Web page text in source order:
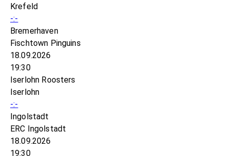
Krefeld
-:-
Bremerhaven
Fischtown Pinguins
18.09.2026
19:30
Iserlohn Roosters
Iserlohn
-:-
Ingolstadt
ERC Ingolstadt
18.09.2026
19:30